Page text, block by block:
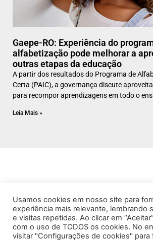
​Gaepe-RO: Experiência do
alfabetização pode melhorar a
outras etapas da educação
A partir dos resultados do Programa de
Certa (PAIC), a governança discute
para recompor aprendizagens em todo o
Leia Mais »
Usamos cookies em nosso site para
experiência mais relevante, lembrando
e visitas repetidas. Ao clicar em
com o uso de TODOS os cookies. No
visitar "Configurações de cookies" para